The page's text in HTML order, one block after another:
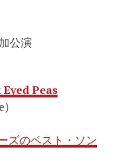
公演
Peas
ズのベスト・ソン